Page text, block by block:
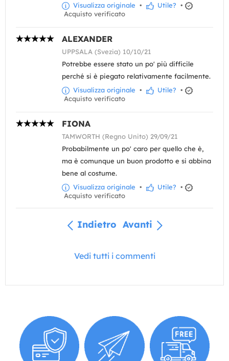
Visualizza originale • Utile? •
Acquisto verificato
ALEXANDER
UPPSALA (Svezia) 10/10/21
Potrebbe essere stato un po' più difficile
perché si è piegato relativamente facilmente.
Visualizza originale • Utile? •
Acquisto verificato
FIONA
TAMWORTH (Regno Unito) 29/09/21
Probabilmente un po' caro per quello che è,
ma è comunque un buon prodotto e si abbina
bene al costume.
Visualizza originale • Utile? •
Acquisto verificato
Indietro Avanti
Vedi tutti i commenti